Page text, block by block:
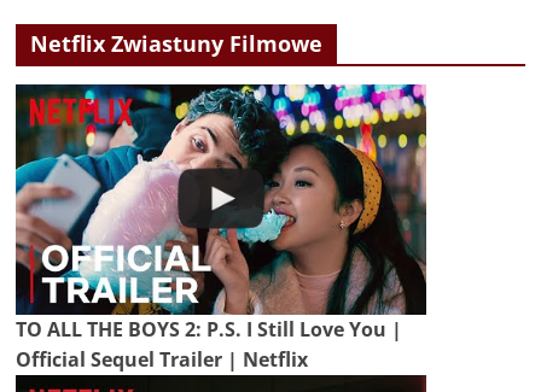
Netflix Zwiastuny Filmowe
TO ALL THE BOYS 2: P.S. I Still Love You |
Official Sequel Trailer | Netflix